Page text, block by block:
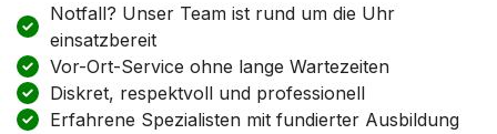
Notfall? Unser Team ist rund um die Uhr
einsatzbereit
Vor-Ort-Service ohne lange Wartezeiten
Diskret, respektvoll und professionell
Erfahrene Spezialisten mit fundierter Ausbildung